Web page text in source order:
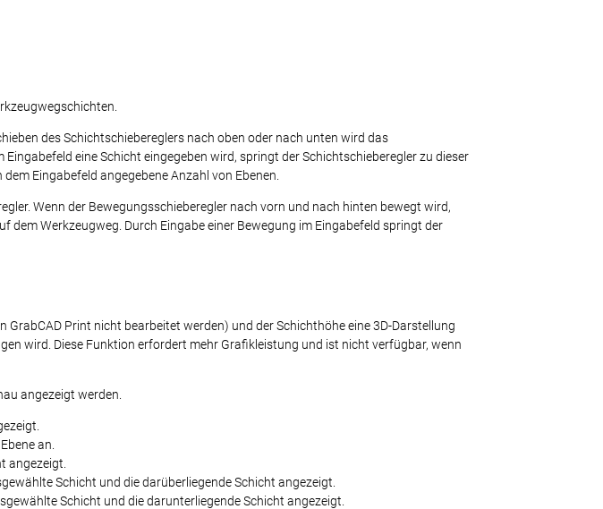
des Schichtschiebereglers nach oben oder nach unten wird das
eine Schicht eingegeben wird, springt der Schichtschieberegler zu dieser
Eingabefeld angegebene Anzahl von Ebenen.
Wenn der Bewegungsschieberegler nach vorn und nach hinten bewegt wird,
dem Werkzeugweg. Durch Eingabe einer Bewegung im Eingabefeld springt der
GrabCAD Print nicht bearbeitet werden) und der Schichthöhe eine 3D-Darstellung
wird. Diese Funktion erfordert mehr Grafikleistung und ist nicht verfügbar, wenn
angezeigt werden.
an.
angezeigt.
Schicht und die darüberliegende Schicht angezeigt.
Schicht und die darunterliegende Schicht angezeigt.